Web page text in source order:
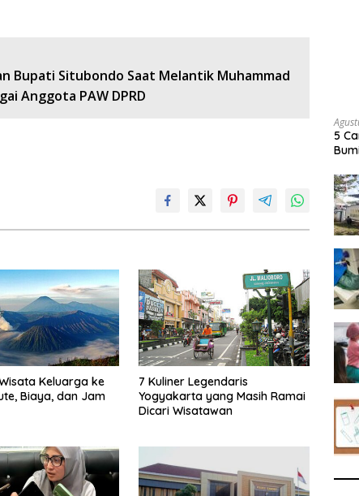
Bupati Situbondo Saat Melantik Muhammad
Anggota PAW DPRD
Keluarga ke
Biaya, dan Jam
7 Kuliner Legendaris
Yogyakarta yang Masih Ramai
Dicari Wisatawan
5